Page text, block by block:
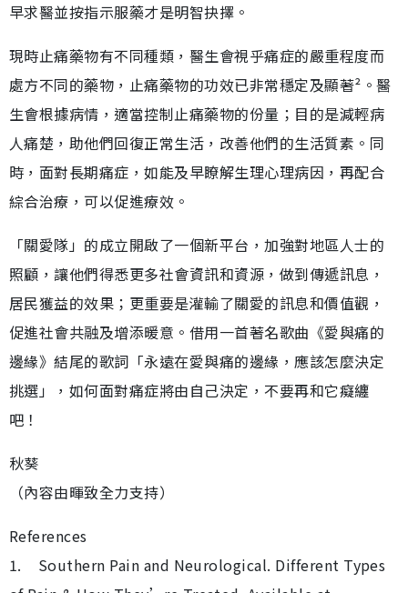
早求醫並按指示服藥才是明智抉擇。
現時止痛藥物有不同種類，醫生會視乎痛症的嚴重程度而
處方不同的藥物，止痛藥物的功效已非常穩定及顯著²。醫
生會根據病情，適當控制止痛藥物的份量；目的是減輕病
人痛楚，助他們回復正常生活，改善他們的生活質素。同
時，面對長期痛症，如能及早瞭解生理心理病因，再配合
綜合治療，可以促進療效。
「關愛隊」的成立開啟了一個新平台，加強對地區人士的
照顧，讓他們得悉更多社會資訊和資源，做到傳遞訊息，
居民獲益的效果；更重要是灌輸了關愛的訊息和價值觀，
促進社會共融及增添暖意。借用一首著名歌曲《愛與痛的
邊緣》結尾的歌詞「永遠在愛與痛的邊緣，應該怎麼決定
挑選」，如何面對痛症將由自己決定，不要再和它癡纏
吧！
秋葵
（內容由暉致全力支持）
References
1. Southern Pain and Neurological. Different Types